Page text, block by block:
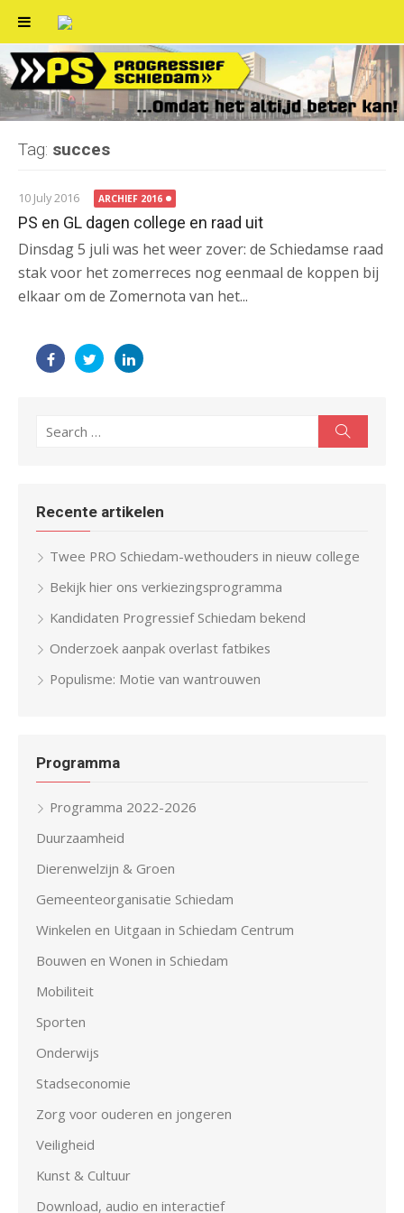
Skip
to
content
Tag: succes
10 July 2016 ARCHIEF 2016
PS en GL dagen college en raad uit
Dinsdag 5 juli was het weer zover: de Schiedamse raad
stak voor het zomerreces nog eenmaal de koppen bij
elkaar om de Zomernota van het...
for:
Recente artikelen
Twee PRO Schiedam-wethouders in nieuw college
Bekijk hier ons verkiezingsprogramma
Kandidaten Progressief Schiedam bekend
Onderzoek aanpak overlast fatbikes
Populisme: Motie van wantrouwen
Programma
Programma 2022-2026
Duurzaamheid
Dierenwelzijn & Groen
Gemeenteorganisatie Schiedam
Winkelen en Uitgaan in Schiedam Centrum
Bouwen en Wonen in Schiedam
Mobiliteit
Sporten
Onderwijs
Stadseconomie
Zorg voor ouderen en jongeren
Veiligheid
Kunst & Cultuur
Download, audio en interactief